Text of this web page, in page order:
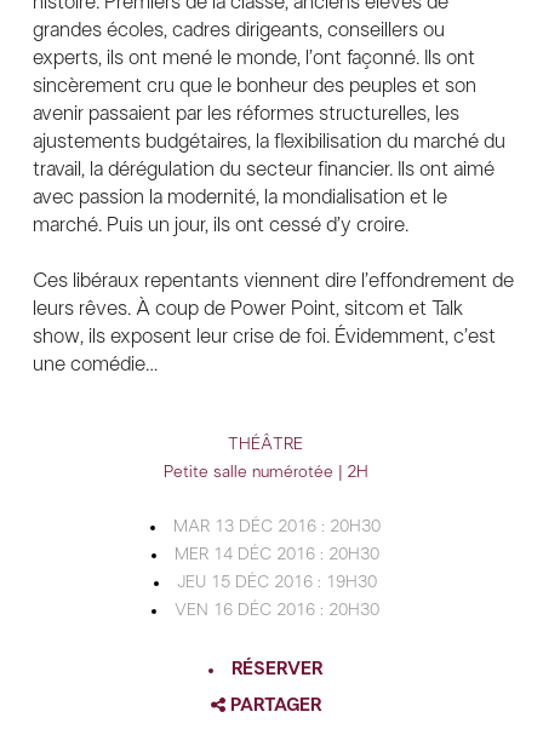
grandes écoles, cadres dirigeants, conseillers ou
experts, ils ont mené le monde, l’ont façonné. Ils ont
sincèrement cru que le bonheur des peuples et son
avenir passaient par les réformes structurelles, les
ajustements budgétaires, la flexibilisation du marché du
travail, la dérégulation du secteur financier. Ils ont aimé
avec passion la modernité, la mondialisation et le
marché. Puis un jour, ils ont cessé d’y croire.
Ces libéraux repentants viennent dire l’effondrement de
leurs rêves. À coup de Power Point, sitcom et Talk
show, ils exposent leur crise de foi. Évidemment, c’est
une comédie…
THÉÂTRE
Petite salle numérotée | 2H
MAR 13 DÉC 2016 : 20H30
MER 14 DÉC 2016 : 20H30
JEU 15 DÉC 2016 : 19H30
VEN 16 DÉC 2016 : 20H30
RÉSERVER
PARTAGER